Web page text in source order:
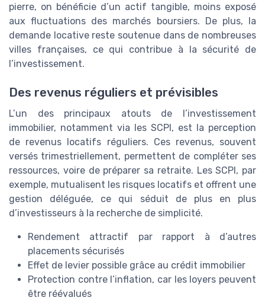
pierre, on bénéficie d’un actif tangible, moins exposé
aux fluctuations des marchés boursiers. De plus, la
demande locative reste soutenue dans de nombreuses
villes françaises, ce qui contribue à la sécurité de
l’investissement.
Des revenus réguliers et prévisibles
L’un des principaux atouts de l’investissement
immobilier, notamment via les SCPI, est la perception
de revenus locatifs réguliers. Ces revenus, souvent
versés trimestriellement, permettent de compléter ses
ressources, voire de préparer sa retraite. Les SCPI, par
exemple, mutualisent les risques locatifs et offrent une
gestion déléguée, ce qui séduit de plus en plus
d’investisseurs à la recherche de simplicité.
Rendement attractif par rapport à d’autres
placements sécurisés
Effet de levier possible grâce au crédit immobilier
Protection contre l’inflation, car les loyers peuvent
être réévalués